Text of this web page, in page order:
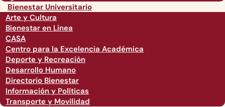
Bienestar Universitario
Arte y Cultura
Bienestar en Linea
CASA
Centro para la Excelencia Académica
Deporte y Recreación
Desarrollo Humano
Directorio Bienestar
Información y Políticas
Transporte y Movilidad